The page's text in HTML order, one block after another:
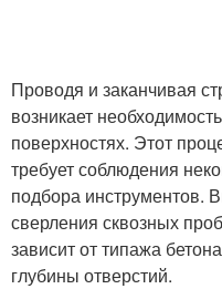
Проводя и заканчивая
возникает
поверхностях. Этот
требует соблюдения
подбора инструментов.
сверления сквозных
зависит от типажа
глубины отверстий.